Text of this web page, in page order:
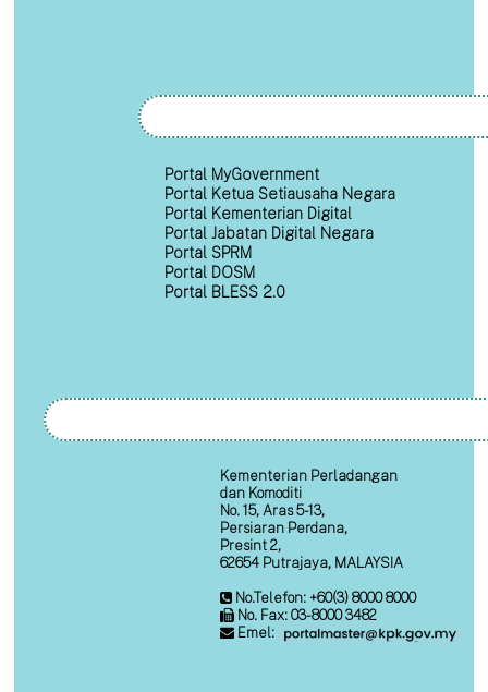
Portal MyGovernment
Portal Ketua Setiausaha Negara
Portal Kementerian Digital
Portal Jabatan Digital Negara
Portal SPRM
Portal DOSM
Portal BLESS 2.0
Kementerian Perladangan
dan Komoditi
No. 15, Aras 5-13,
Persiaran Perdana,
Presint 2,
62654 Putrajaya, MALAYSIA
No.Telefon: +60(3) 8000 8000
No. Fax: 03-8000 3482
Emel: